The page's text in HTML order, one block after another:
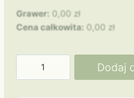
Grawer: 0,00 zł
Cena całkowita: 0,00 zł
Dodaj